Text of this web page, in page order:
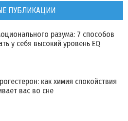
ПУБЛИКАЦИИ
разума: 7 способов
у себя высокий уровень EQ
как химия спокойствия
вас во сне